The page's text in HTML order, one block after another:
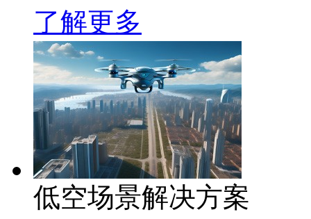
了解更多
低空场景解决方案